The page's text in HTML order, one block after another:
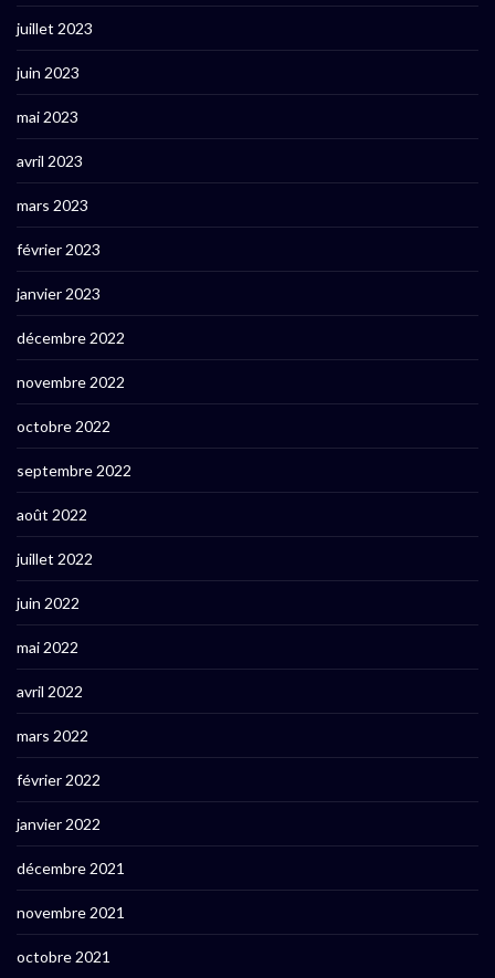
juillet 2023
juin 2023
mai 2023
avril 2023
mars 2023
février 2023
janvier 2023
décembre 2022
novembre 2022
octobre 2022
septembre 2022
août 2022
juillet 2022
juin 2022
mai 2022
avril 2022
mars 2022
février 2022
janvier 2022
décembre 2021
novembre 2021
octobre 2021